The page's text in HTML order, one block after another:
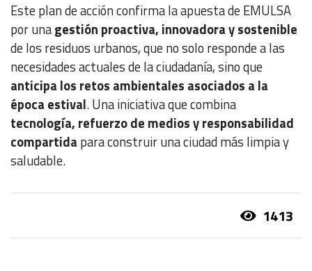
Este plan de acción confirma la apuesta de EMULSA
por unagestión proactiva, innovadora y sostenible
de los residuos urbanos, que no solo responde a las
necesidades actuales de la ciudadanía, sino que
anticipa los retos ambientales asociados a la
época estival. Una iniciativa que combina
tecnología, refuerzo de medios y responsabilidad
compartida para construir una ciudad más limpia y
saludable.
1413